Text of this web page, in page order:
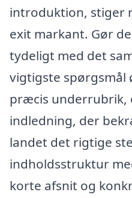
introduktion, stiger
exit markant. Gør
tydeligt med det
vigtigste spørgsmål
præcis underrubrik,
indledning, der
landet det rigtige
indholdsstruktur
korte afsnit og